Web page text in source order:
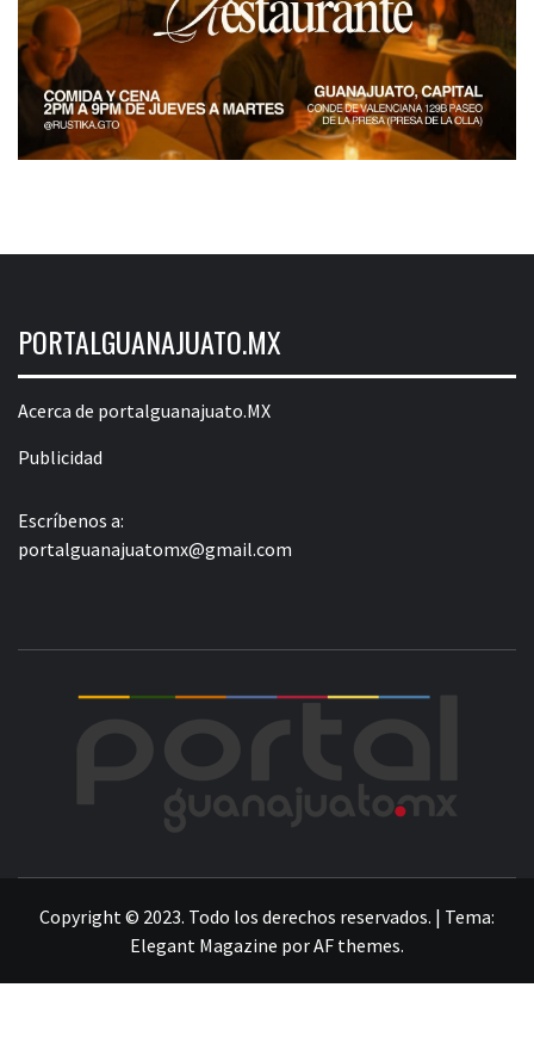
PORTALGUANAJUATO.MX
Acerca de portalguanajuato.MX
Publicidad
Escríbenos a:
portalguanajuatomx@gmail.com
Copyright © 2023. Todo los derechos reservados. | Tema:
Elegant Magazine porAF themes.